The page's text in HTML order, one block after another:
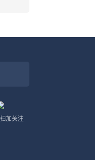
加关注